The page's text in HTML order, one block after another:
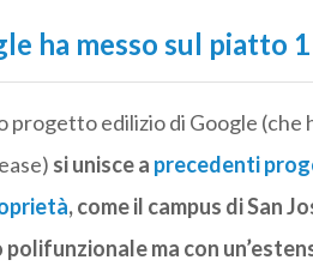
ha messo sul piatto
progetto edilizio di Google (che
si unisce a precedenti
, come il campus di San
ma con